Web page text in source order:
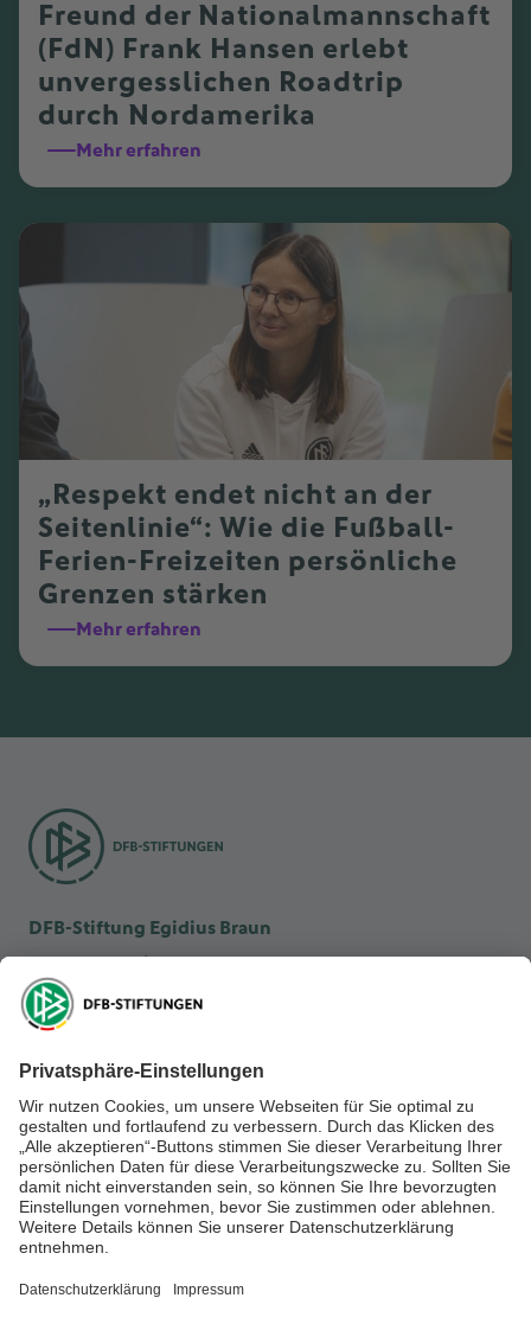
Freund der Nationalmannschaft
(FdN) Frank Hansen erlebt
unvergesslichen Roadtrip
durch Nordamerika
Mehr erfahren
„Respekt endet nicht an der
Seitenlinie“: Wie die Fußball-
Ferien-Freizeiten persönliche
Grenzen stärken
Mehr erfahren
DFB-Stiftung Egidius Braun
DFB-Stiftung Sepp Herberger
NEWSLETTER ABONNIEREN
Anmelden